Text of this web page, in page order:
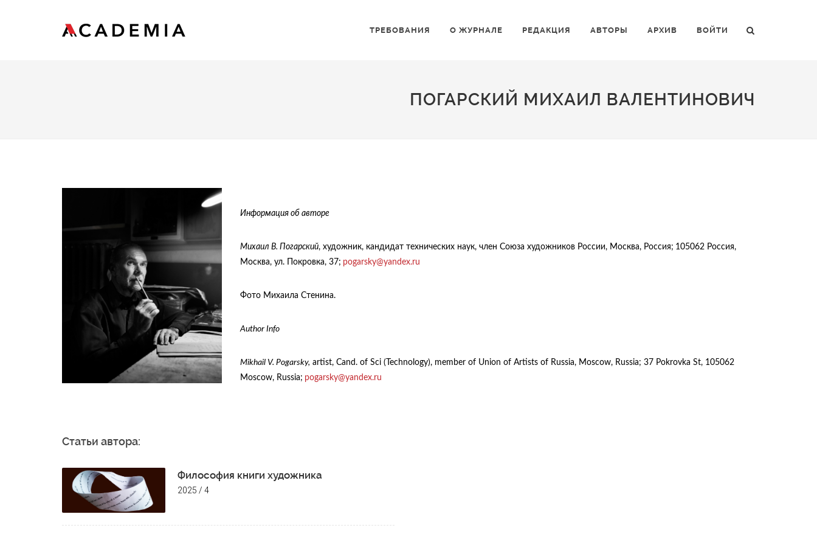
ТРЕБОВАНИЯ О ЖУРНАЛЕ РЕДАКЦИЯ АВТОРЫ АРХИВ ВОЙТИ
ПОГАРСКИЙ МИХАИЛ ВАЛЕНТИНОВИЧ
Информация об авторе
Михаил В. Погарский, художник, кандидат технических наук, член Союза художников России, Москва, Россия; 105062 Россия,
Москва, ул. Покровка, 37; pogarsky@yandex.ru
Фото Михаила Стенина.
Author Info
MikhailV. Pogarsky, artist, Cand. of Sci (Technology), member of Union of Artists of Russia, Moscow, Russia; 37 Pokrovka St, 105062
Moscow, Russia; pogarsky@yandex.ru
Статьи автора:
Философия книги художника
2025 / 4